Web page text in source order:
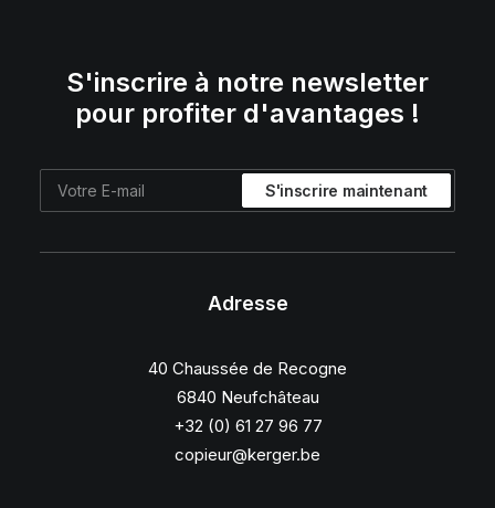
S'inscrire à notre newsletter
pour profiter d'avantages !
Adresse
40 Chaussée de Recogne
6840 Neufchâteau
+32 (0) 61 27 96 77
copieur@kerger.be